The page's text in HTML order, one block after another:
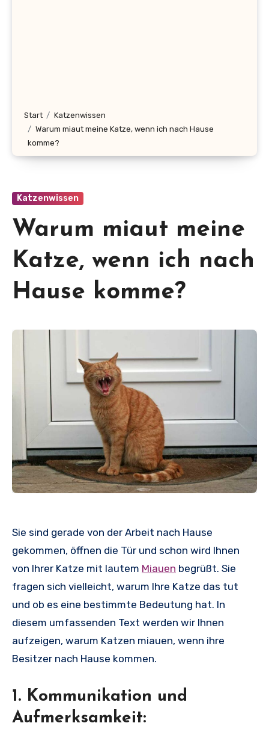
Start
Katzenwissen
Warum miaut meine Katze, wenn ich nach Hause
komme?
Katzenwissen
Warum miaut meine
Katze, wenn ich nach
Hause komme?
Sie sind gerade von der Arbeit nach Hause
gekommen, öffnen die Tür und schon wird Ihnen
von Ihrer Katze mit lautem Miauen begrüßt. Sie
fragen sich vielleicht, warum Ihre Katze das tut
und ob es eine bestimmte Bedeutung hat. In
diesem umfassenden Text werden wir Ihnen
aufzeigen, warum Katzen miauen, wenn ihre
Besitzer nach Hause kommen.
1. Kommunikation und
Aufmerksamkeit: